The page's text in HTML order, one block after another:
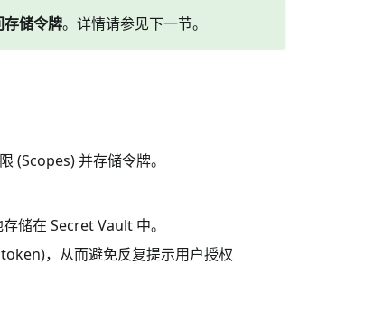
存储令牌。详情请参见下一节。
(Scopes) 并存储令牌。
储在 Secret Vault 中。
，从而避免反复提示用户授权